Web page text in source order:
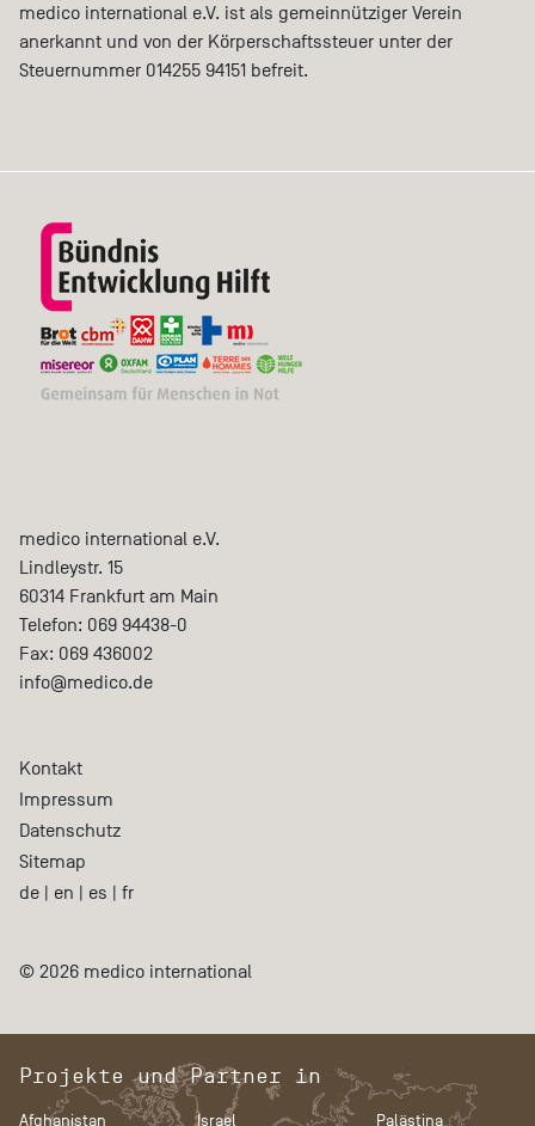
medico international e.V. ist als gemeinnütziger Verein
anerkannt und von der Körperschaftssteuer unter der
Steuernummer 014255 94151 befreit.
medico international e.V.
Lindleystr. 15
60314 Frankfurt am Main
Telefon: 069 94438-0
Fax: 069 436002
info@medico.de
Kontakt
Impressum
Datenschutz
Sitemap
de | en | es | fr
© 2026 medico international
Projekte und Partner in
Afghanistan Israel Palästina